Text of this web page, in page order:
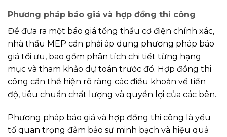
Phương pháp báo giá và hợp đồng thi công
Để đưa ra một báo giá tổng thầu cơ điện chính xác,
nhà thầu MEP cần phải áp dụng phương pháp báo
giá tối ưu, bao gồm phân tích chi tiết từng hạng
mục và tham khảo dự toán trước đó. Hợp đồng thi
công cần thể hiện rõ ràng các điều khoản về tiến
độ, tiêu chuẩn chất lượng và quyền lợi của các bên.
Phương pháp báo giá và hợp đồng thi công là yếu
tố quan trọng đảm bảo sự minh bạch và hiệu quả